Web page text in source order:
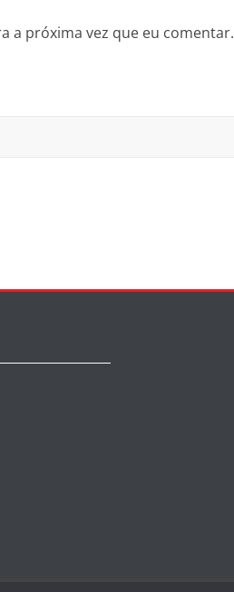
a próxima vez que eu comentar.